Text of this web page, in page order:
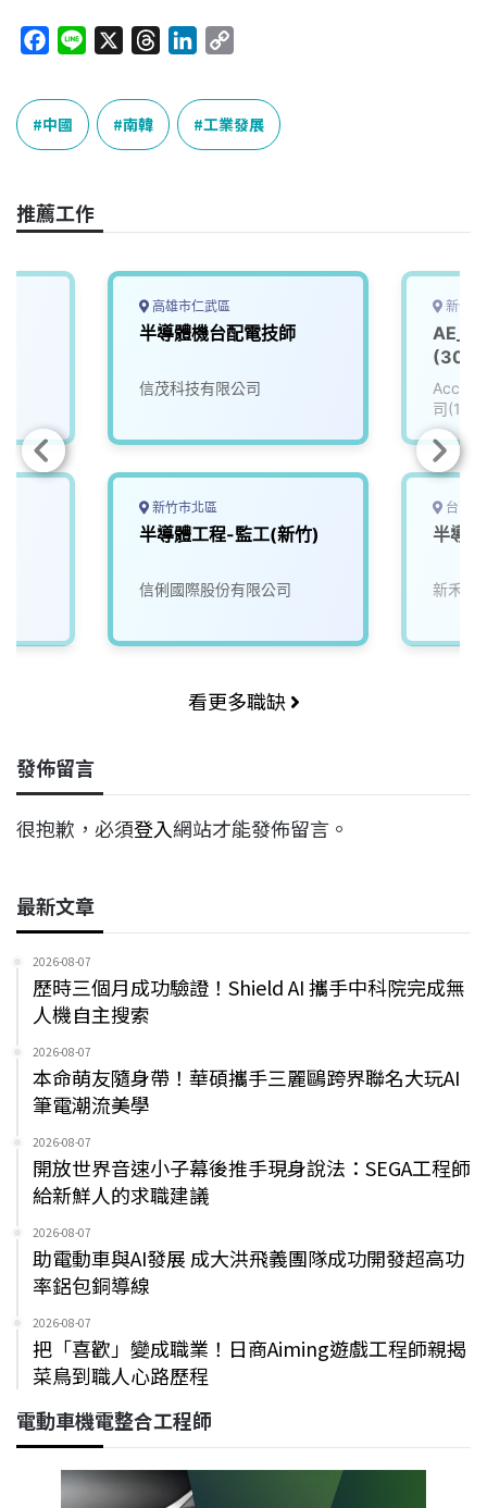
c
e
b
o
k
e
e
a
n
k
e
n
p
y
L
k
中國 南韓 工業發展
推薦工作
高雄市仁武區
半導體機台配電技師
信茂科技有限公司
新竹市北區
半導體工程-監工(新竹)
信俐國際股份有限公司
新竹
AE_
司
台南
半導
新禾應
看更多職缺
發佈留言
很抱歉，必須登入網站才能發佈留言。
最新文章
2026-08-07
歷時三個月成功驗證！Shield AI 攜手中科院完成無
人機自主搜索
2026-08-07
本命萌友隨身帶！華碩攜手三麗鷗跨界聯名大玩AI
筆電潮流美學
2026-08-07
開放世界音速小子幕後推手現身說法：SEGA工程師
給新鮮人的求職建議
2026-08-07
助電動車與AI發展 成大洪飛義團隊成功開發超高功
率鋁包銅導線
2026-08-07
把「喜歡」變成職業！日商Aiming遊戲工程師親揭
菜鳥到職人心路歷程
電動車機電整合工程師